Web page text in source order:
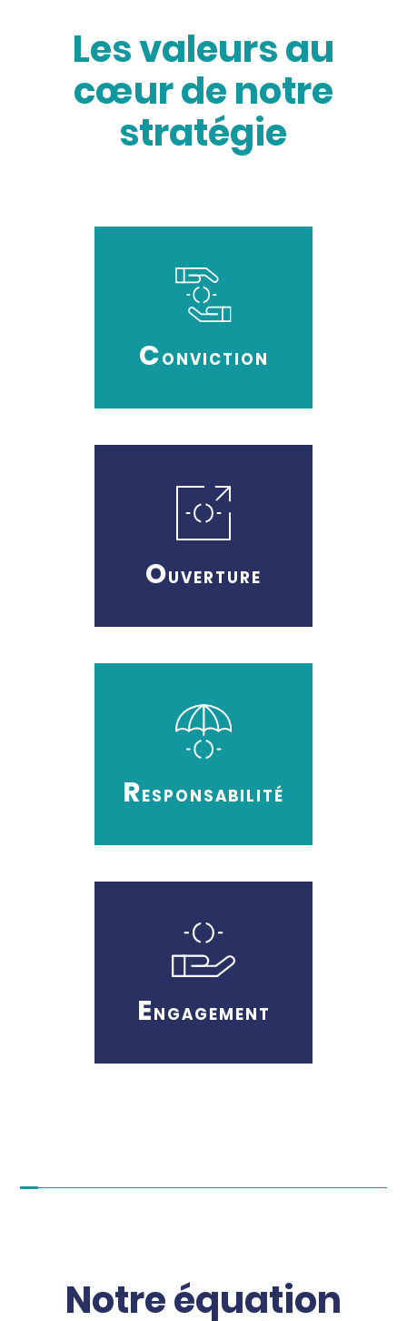
Les valeurs au
cœur de notre
stratégie
CONVICTION
OUVERTURE
RESPONSABILITÉ
ENGAGEMENT
Notre équation